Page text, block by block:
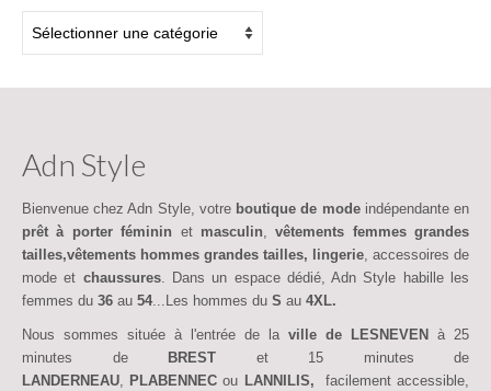
Adn Style
Bienvenue chez Adn Style, votre boutique de modeindépendante en
prêt à porter féminin et masculin,vêtements femmes grandes
tailles,vêtements hommes grandes tailles,
lingerie, accessoires de
mode et chaussures. Dans un espace dédié, Adn Style habille les
femmes du 36 au 54...Les hommes du S au 4XL.
Nous sommes située à l'entrée de laville de LESNEVEN
à 25
minutes de
BREST et 15 minutes de
LANDERNEAU, PLABENNECou LANNILIS, facilement accessible,